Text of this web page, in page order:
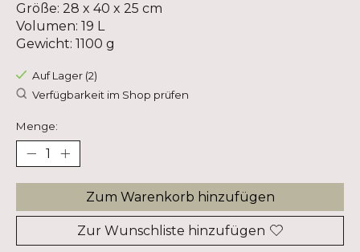
Größe: 28 x 40 x 25 cm
Volumen: 19 L
Gewicht: 1100 g
Auf Lager (2)
Verfügbarkeit im Shop prüfen
Menge:
Zum Warenkorb hinzufügen
Zur Wunschliste hinzufügen